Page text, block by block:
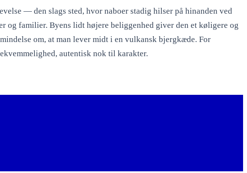
— den slags sted, hvor naboer stadig hilser på hinanden ved
og familier. Byens lidt højere beliggenhed giver den et køligere og
om, at man lever midt i en vulkansk bjergkæde. For
autentisk nok til karakter.